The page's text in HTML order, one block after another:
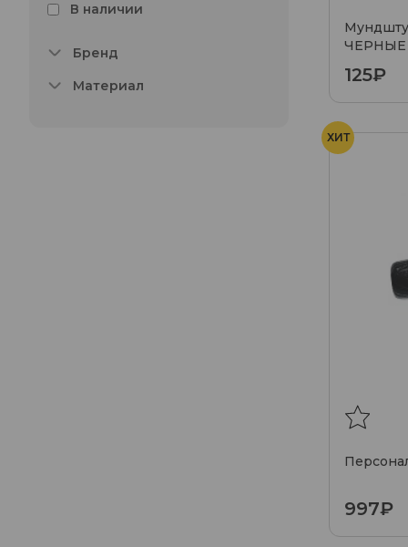
В наличии
Бренд
Материал
ЧЕРНЫЕ
125₽
ХИТ
997₽